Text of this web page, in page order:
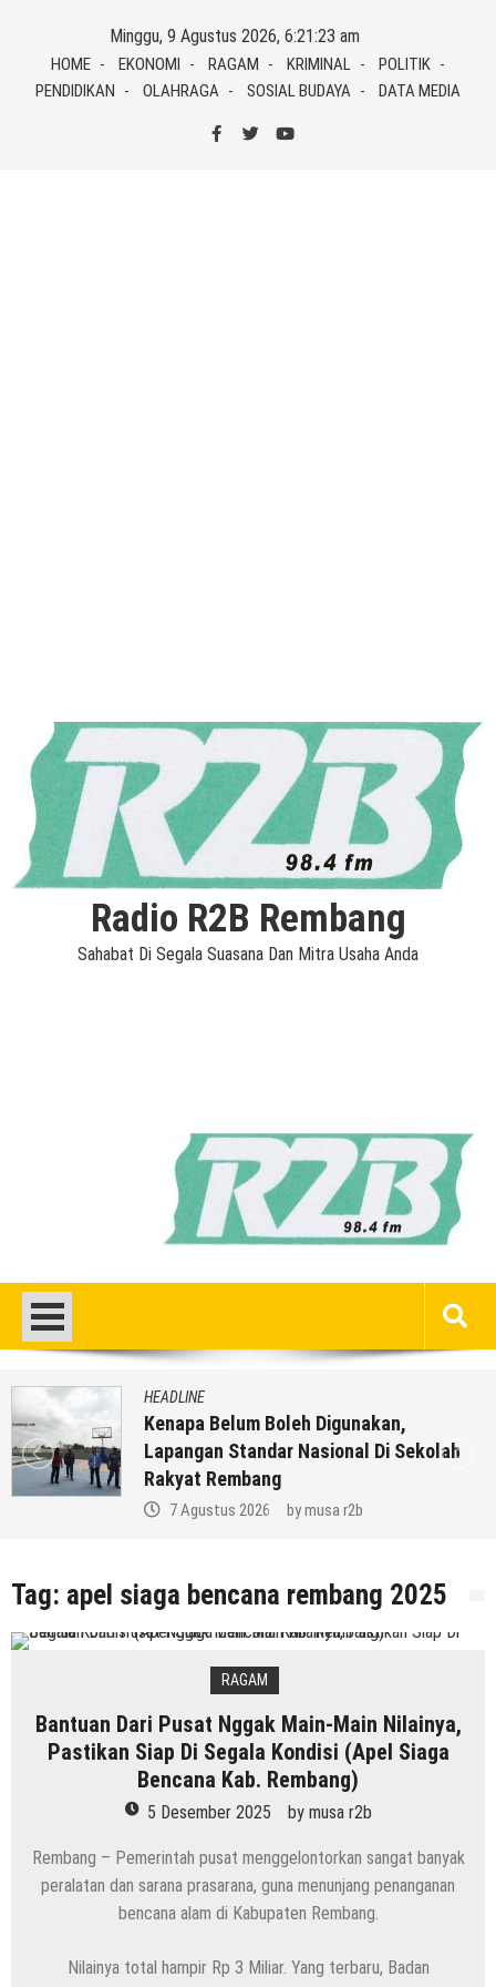
content
Minggu, 9 Agustus 2026, 6:21:24 am
HOME EKONOMI RAGAM KRIMINAL
POLITIK
PENDIDIKAN
OLAHRAGA SOSIAL BUDAYA DATA MEDIA
Radio R2B Rembang
Sahabat Di Segala Suasana Dan Mitra Usaha Anda
HEADLINE
Kenapa Belum Boleh Digunakan,
Lapangan Standar Nasional Di Sekolah
Rakyat Rembang
7 Agustus 2026 bymusa r2b
Tag: apel siaga bencana rembang 2025
RAGAM
Bantuan Dari Pusat Nggak Main-Main Nilainya,
Pastikan Siap Di Segala Kondisi (Apel Siaga
Bencana Kab. Rembang)
5 Desember 2025 by musa r2b
Rembang – Pemerintah pusat menggelontorkan sangat banyak
peralatan dan sarana prasarana, guna menunjang penanganan
bencana alam di Kabupaten Rembang.
Nilainya total hampir Rp 3 Miliar. Yang terbaru, Badan